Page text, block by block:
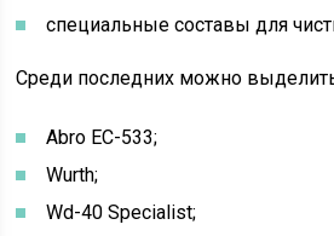
специальные составы для
Среди последних можно
Abro EC-533;
Wurth;
Wd-40 Specialist;